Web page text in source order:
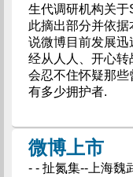
生代调研机构关
此摘出部分并依
说微博目前发展
经从人人、开心转
会忍不住怀疑那
有多少拥护者.
微博上市
- - 扯氮集--上海魏